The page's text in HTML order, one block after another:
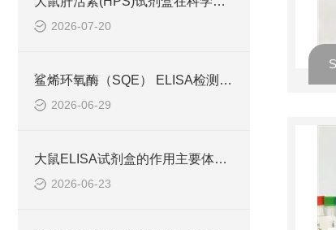
2026-07-20
鲨烯环氧酶（SQE） ELISA检测试剂盒操作手册
2026-06-29
大鼠ELISA试剂盒的作用主要体现在哪些方面？
2026-06-23